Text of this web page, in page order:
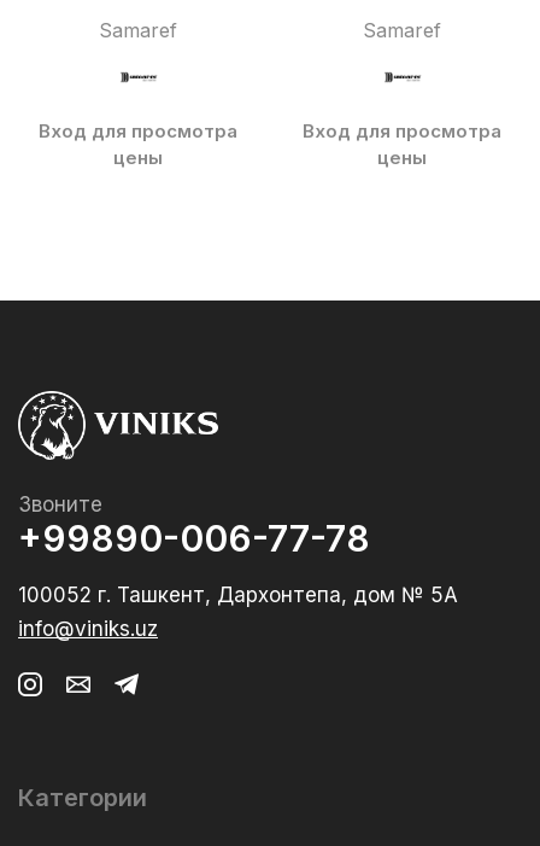
Samaref
Вход для просмотра
цены
Samaref
Вход для просмотра
цены
Звоните
+99890-006-77-78
100052 г. Ташкент, Дархонтепа, дом № 5А
info@viniks.uz
Категории